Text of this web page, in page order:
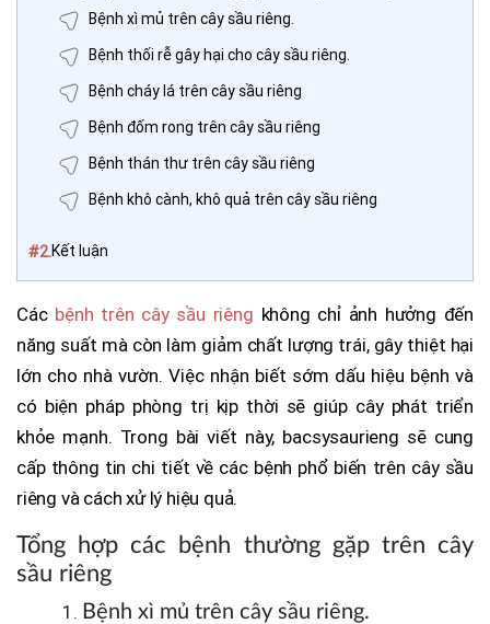
Bệnh xì mủ trên cây sầu riêng.
Bệnh thối rễ gây hại cho cây sầu riêng.
Bệnh cháy lá trên cây sầu riêng
Bệnh đốm rong trên cây sầu riêng
Bệnh thán thư trên cây sầu riêng
Bệnh khô cành, khô quả trên cây sầu riêng
#2.Kết luận
Các bệnh trên cây sầu riêng không chỉ ảnh hưởng đến
năng suất mà còn làm giảm chất lượng trái, gây thiệt hại
lớn cho nhà vườn. Việc nhận biết sớm dấu hiệu bệnh và
có biện pháp phòng trị kịp thời sẽ giúp cây phát triển
khỏe mạnh. Trong bài viết này, bacsysaurieng sẽ cung
cấp thông tin chi tiết về các bệnh phổ biến trên cây sầu
riêng và cách xử lý hiệu quả.
Tổng hợp các bệnh thường gặp trên cây
sầu riêng
Bệnh xì mủ trên cây sầu riêng.